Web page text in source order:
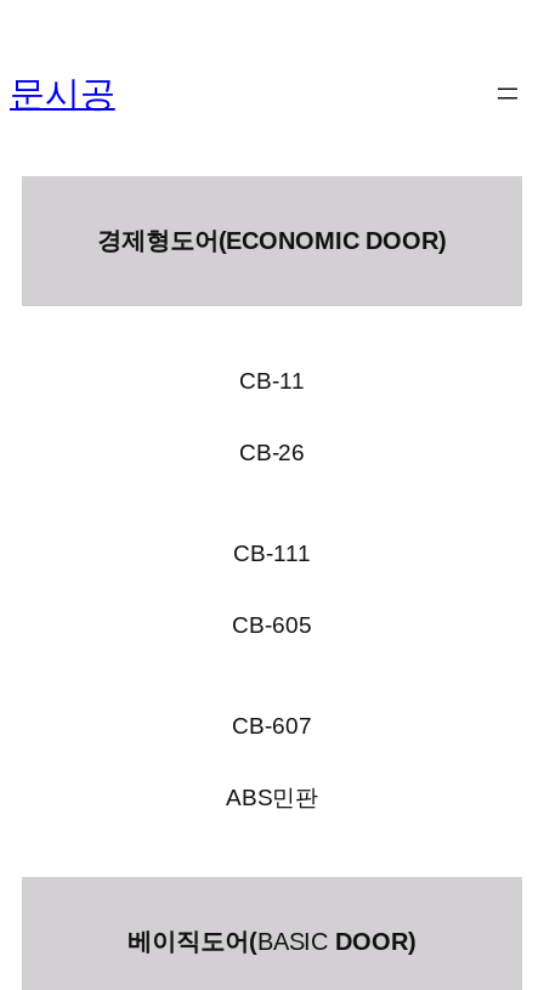
츠
로
로
문시공
경제형도어(ECONOMIC DOOR)
CB-11
CB-26
CB-111
CB-605
CB-607
ABS민판
베이직도어(BASIC DOOR)